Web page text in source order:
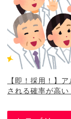
【即！採用！】
される確率が高い